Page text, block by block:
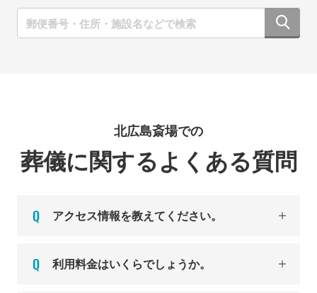
北広島斎場での
葬儀に関するよくある質問
アクセス情報を教えてください。
利用料金はいくらでしょうか。